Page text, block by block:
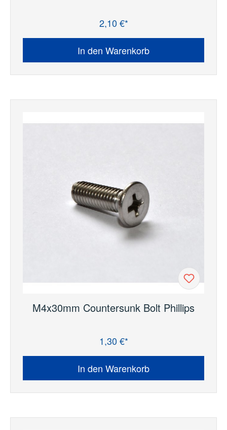
2,10 €*
In den Warenkorb
M4x30mm Countersunk Bolt Phillips
1,30 €*
In den Warenkorb